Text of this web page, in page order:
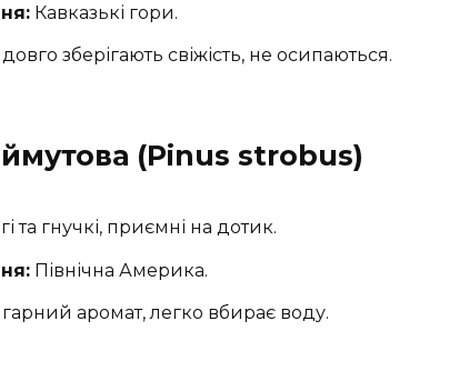
Кавказькі гори.
довго зберігають свіжість, не осипаються.
(Pinus strobus)
та гнучкі, приємні на дотик.
Північна Америка.
гарний аромат, легко вбирає воду.